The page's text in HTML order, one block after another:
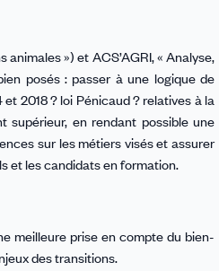
») et ACS’AGRI, « Analyse,
posés : passer à une logique de
2018 ? loi Pénicaud ? relatives à la
supérieur, en rendant possible une
sur les métiers visés et assurer
et les candidats en formation.
meilleure prise en compte du bien-
des transitions.